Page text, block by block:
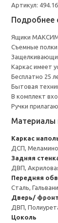
Артикул:
Подробнее
Ящики
Съемные полки
Каркас имеет
Бесплатно 25
Бытовая
В комплект
Ручки
Материалы
Каркас
ДСП,
Задняя
ДВП,
Передняя
Сталь,
Дверь/
ДВП,
Цоколь